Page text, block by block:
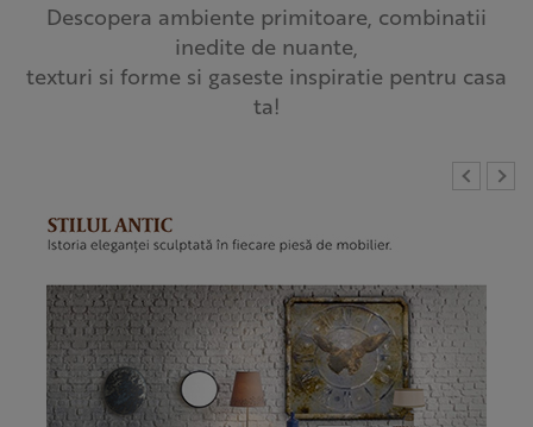
Descopera ambiente primitoare, combinatii
inedite de nuante,
texturi si forme si gaseste inspiratie pentru casa
ta!